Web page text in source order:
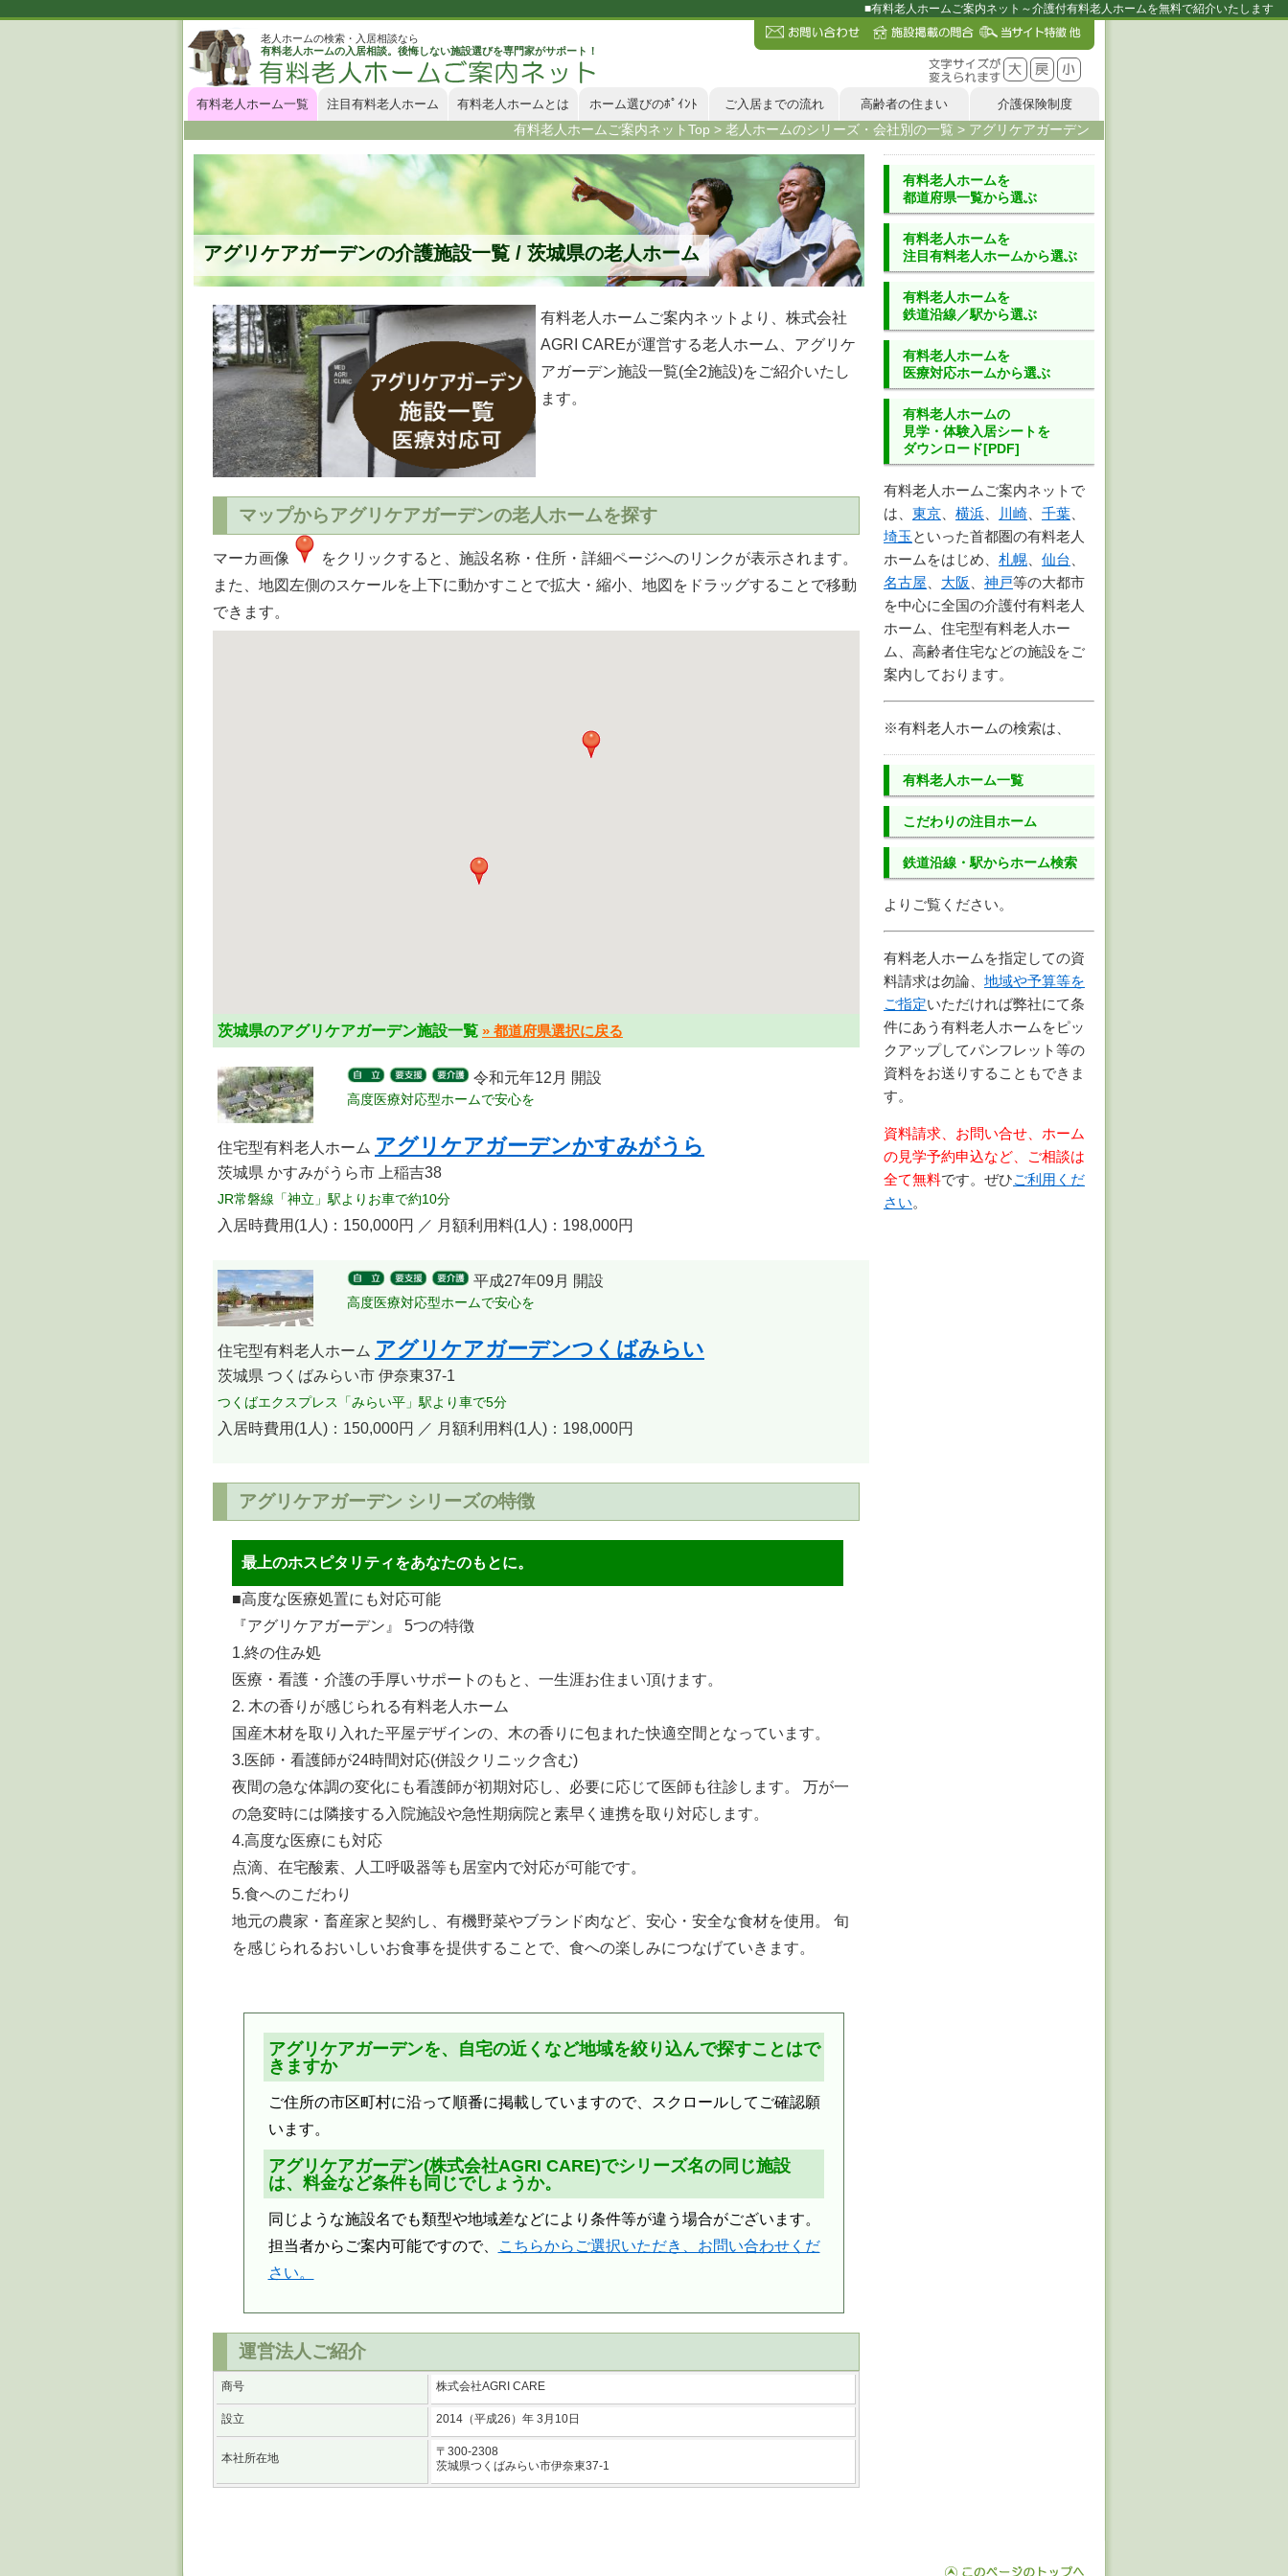
■有料老人ホームご案内ネット～介護付有料老人ホームを無料で紹介いたします
老人ホームの検索・入居相談なら
有料老人ホームの入居相談。後悔しない施設選びを専門家がサポート！
有料老人ホーム一覧 注目有料老人ホーム 有料老人ホームとは ホーム選びのﾎﾟｲﾝﾄ ご入居までの流れ 高齢者の住まい
介護保険制度
有料老人ホームご案内ネットTop > 老人ホームのシリーズ・会社別の一覧 > アグリケアガーデン
アグリケアガーデンの介護施設一覧 / 茨城県の老人ホーム
有料老人ホームご案内ネットより、株式会社
AGRI CAREが運営する老人ホーム、 アグリケ
アガーデン施設一覧(全2施設)をご紹介いたし
ます。
マップからアグリケアガーデンの老人ホームを探す
マーカ画像
をクリックすると、施設名称・住所・詳細ページへのリンクが表示されます。
また、地図左側のスケールを上下に動かすことで拡大・縮小、地図をドラッグすることで移動
できます。
茨城県のアグリケアガーデン施設一覧 » 都道府県選択に戻る
令和元年12月 開設
高度医療対応型ホームで安心を
住宅型有料老人ホーム アグリケアガーデンかすみがうら
茨城県 かすみがうら市 上稲吉38
JR常磐線「神立」駅よりお車で約10分
入居時費用(1人)：150,000円 ／ 月額利用料(1人)：198,000円
平成27年09月 開設
高度医療対応型ホームで安心を
住宅型有料老人ホーム アグリケアガーデンつくばみらい
茨城県 つくばみらい市 伊奈東37-1
つくばエクスプレス「みらい平」駅より車で5分
入居時費用(1人)：150,000円 ／ 月額利用料(1人)：198,000円
アグリケアガーデン シリーズの特徴
最上のホスピタリティをあなたのもとに。
■高度な医療処置にも対応可能
『アグリケアガーデン』 5つの特徴
1.終の住み処
医療・看護・介護の手厚いサポートのもと、一生涯お住まい頂けます。
2. 木の香りが感じられる有料老人ホーム
国産木材を取り入れた平屋デザインの、木の香りに包まれた快適空間となっています。
3.医師・看護師が24時間対応(併設クリニック含む)
夜間の急な体調の変化にも看護師が初期対応し、必要に応じて医師も往診します。 万が一
の急変時には隣接する入院施設や急性期病院と素早く連携を取り対応します。
4.高度な医療にも対応
点滴、在宅酸素、人工呼吸器等も居室内で対応が可能です。
5.食へのこだわり
地元の農家・畜産家と契約し、有機野菜やブランド肉など、安心・安全な食材を使用。 旬
を感じられるおいしいお食事を提供することで、食への楽しみにつなげていきます。
アグリケアガーデンを、自宅の近くなど地域を絞り込んで探すことはで
きますか
ご住所の市区町村に沿って順番に掲載していますので、スクロールしてご確認願
います。
アグリケアガーデン(株式会社AGRI CARE)でシリーズ名の同じ施設
は、料金など条件も同じでしょうか。
同じような施設名でも類型や地域差などにより条件等が違う場合がございます。
担当者からご案内可能ですので、
こちらからご選択いただき、お問い合わせくだ
さい。
運営法人ご紹介
商号 株式会社AGRI CARE
設立 2014（平成26）年 3月10日
本社所在地
〒300-2308
茨城県つくばみらい市伊奈東37-1
有料老人ホームを
都道府県一覧から選ぶ
有料老人ホームを
注目有料老人ホームから選ぶ
有料老人ホームを
鉄道沿線／駅から選ぶ
有料老人ホームを
医療対応ホームから選ぶ
有料老人ホームの
見学・体験入居シートを
ダウンロード[PDF]
有料老人ホームご案内ネットで
は、 東京 横浜 川崎 千葉
埼玉 といった首都圏の有料老人
ホームをはじめ、 札幌 仙台
名古屋
大阪 神戸等の大都市
を中心に全国の介護付有料老人
ホーム、住宅型有料老人ホー
ム、高齢者住宅などの施設をご
案内しております。
※有料老人ホームの検索は、
有料老人ホーム一覧
こだわりの注目ホーム
鉄道沿線・駅からホーム検索
よりご覧ください。
有料老人ホームを指定しての資
料請求は勿論、 地域や予算等を
ご指定いただければ弊社にて条
件にあう有料老人ホームをピッ
クアップしてパンフレット等の
資料をお送りすることもできま
す。
資料請求、お問い合せ、ホーム
の見学予約申込など、ご相談は
全て無料です。ぜひご利用くだ
さい。